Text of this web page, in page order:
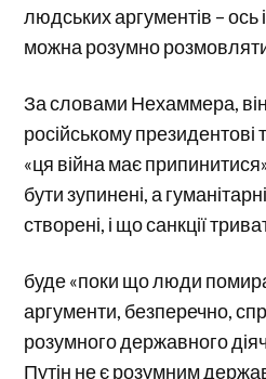
людських аргументів – ось
можна розумно
За словами Нехаммера,
російському
«ця війна має
бути зупинені, а
створені, і що санкції
буде «поки що люди
аргументи, безперечно,
розумного державного
Путін не є розумним